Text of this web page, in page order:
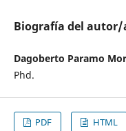
Biografía del autor/
Dagoberto Paramo
Phd.
PDF HTML